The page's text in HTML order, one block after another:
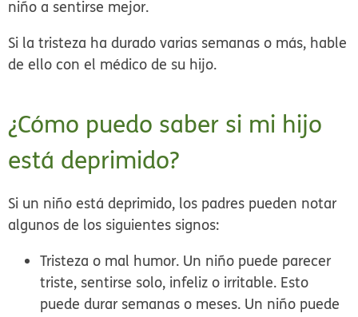
niño a sentirse mejor.
Si la tristeza ha durado varias semanas o más, hable
de ello con el médico de su hijo.
¿Cómo puedo saber si mi hijo
está deprimido?
Si un niño está deprimido, los padres pueden notar
algunos de los siguientes signos:
Tristeza o mal humor. Un niño puede parecer
triste, sentirse solo, infeliz o irritable. Esto
puede durar semanas o meses. Un niño puede